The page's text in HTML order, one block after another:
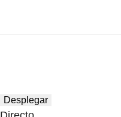
Desplegar